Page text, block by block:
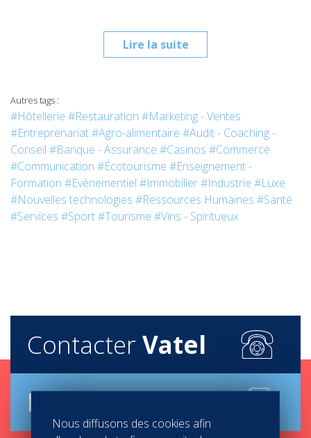
Lire la suite
Autres tags :
#Hôtellerie #Restauration #Marketing - Ventes
#Entreprenariat#Agro-alimentaire #Audit - Coaching -
Conseil #Banque - Assurance #Casinos #Commerce
#Communication #Écotourisme #Enseignement -
Formation #Evènementiel #Immobilier#Industrie #Luxe
#Nouvelles technologies #Ressources Humaines #Santé
#Services #Sport#Tourisme #Vins - Spiritueux
Contacter Vatel
Brochure
Nous diffusons des cookies afin